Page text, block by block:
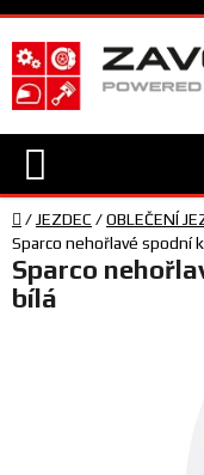
Přejít
na
obsah
TECHNIKA
VYBAVENÍ
Domů
/ JEZDEC /OBLEČENÍ
Sparco nehořlavé spodní
Sparco
bílá